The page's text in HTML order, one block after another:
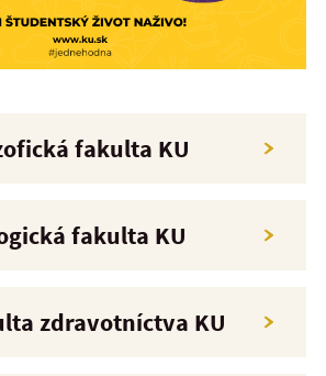
fakulta KU
fakulta KU
zdravotníctva KU